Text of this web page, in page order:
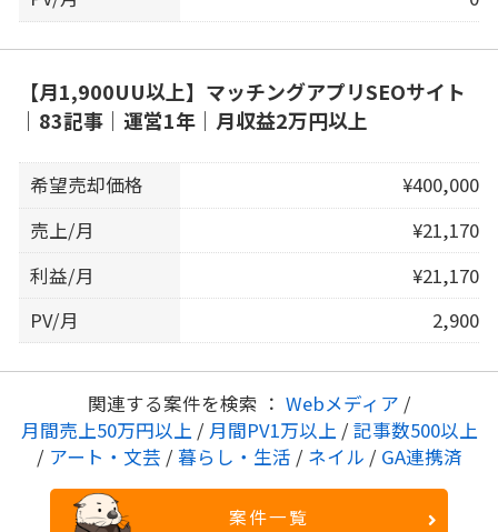
【月1,900UU以上】マッチングアプリSEOサイト
｜83記事｜運営1年｜月収益2万円以上
希望売却価格
¥400,000
売上/月
¥21,170
利益/月
¥21,170
PV/月
2,900
関連する案件を検索 ： Webメディア /
月間売上50万円以上 / 月間PV1万以上 / 記事数500以上
/ アート・文芸 / 暮らし・生活 / ネイル / GA連携済
案件一覧